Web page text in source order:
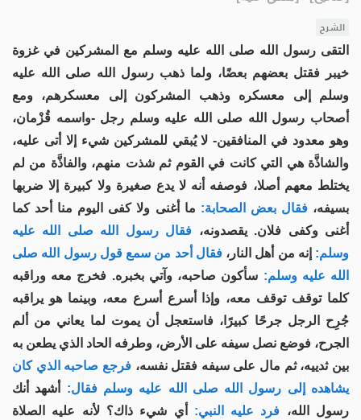
الشرح
التقى رسول الله صلى الله عليه وسلم مع المشركين في غزوة
خيبر فقتل بعضهم بعضًا، ولما ذهب رسول الله صلى الله عليه
وسلم إلى معسكره وذهب المشركون إلى معسكرهم، ومع
أصحاب رسول الله صلى الله عليه وسلم رجل -واسمه قُزْمان،
وهو معدود في المنافقين- لا يُبقي للمشركين شيء إلا أتى عليه،
والشاذَّة هي التي كانت في القوم ثم شذت منهم، والفاذَّة من لم
يختلط معهم أصلا، فوصفه أنه لا يدع صغيرة ولا كبيرة إلا ضربها
بسيفه، فقال بعض الصحابة: ما أغنى ولا كفى اليوم منا أحد كما
أغنى وكفى فلان. يقصدونه، فقال رسول الله صلى الله عليه
وسلم: إنه من أهل النار، فقال أحد من سمع قول رسول الله صلى
الله عليه وسلم: سأكون صاحبه، وآتي بخبره. فخرج معه وراقبه
كلما توقف توقف معه، وإذا أسرع أسرع معه، وبينما هو يراقبه
جُرِح الرجل جرحًا كبيرًا، فاستعجل أن يموت لما يعاني من ألم
الجرح، فوضع نصل سيفه على الأرض، وطرفه الحاد الذي يطعن به
بين ثدييه، ثم مال على سيفه فقتل نفسه، فرجع صاحبه الذي كان
يشاهده إلى رسول الله صلى الله عليه وسلم فقال: أشهد أنك
رسول الله، فرد عليه النبي: أي شيء ذاك؟ لأنه عليه الصلاة